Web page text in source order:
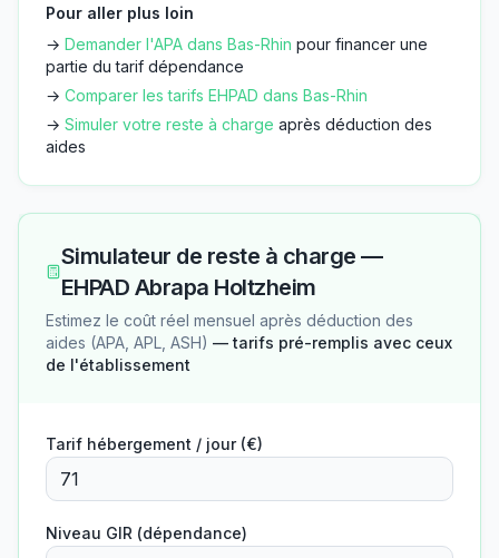
Pour aller plus loin
→ Demander l'APA dans Bas-Rhin pour financer une
partie du tarif dépendance
→ Comparer les tarifs EHPAD dans Bas-Rhin
→ Simuler votre reste à charge après déduction des
aides
Simulateur de reste à charge —
EHPAD Abrapa Holtzheim
Estimez le coût réel mensuel après déduction des
aides (APA, APL, ASH) — tarifs pré-remplis avec ceux
de l'établissement
Tarif hébergement / jour (€)
Niveau GIR (dépendance)